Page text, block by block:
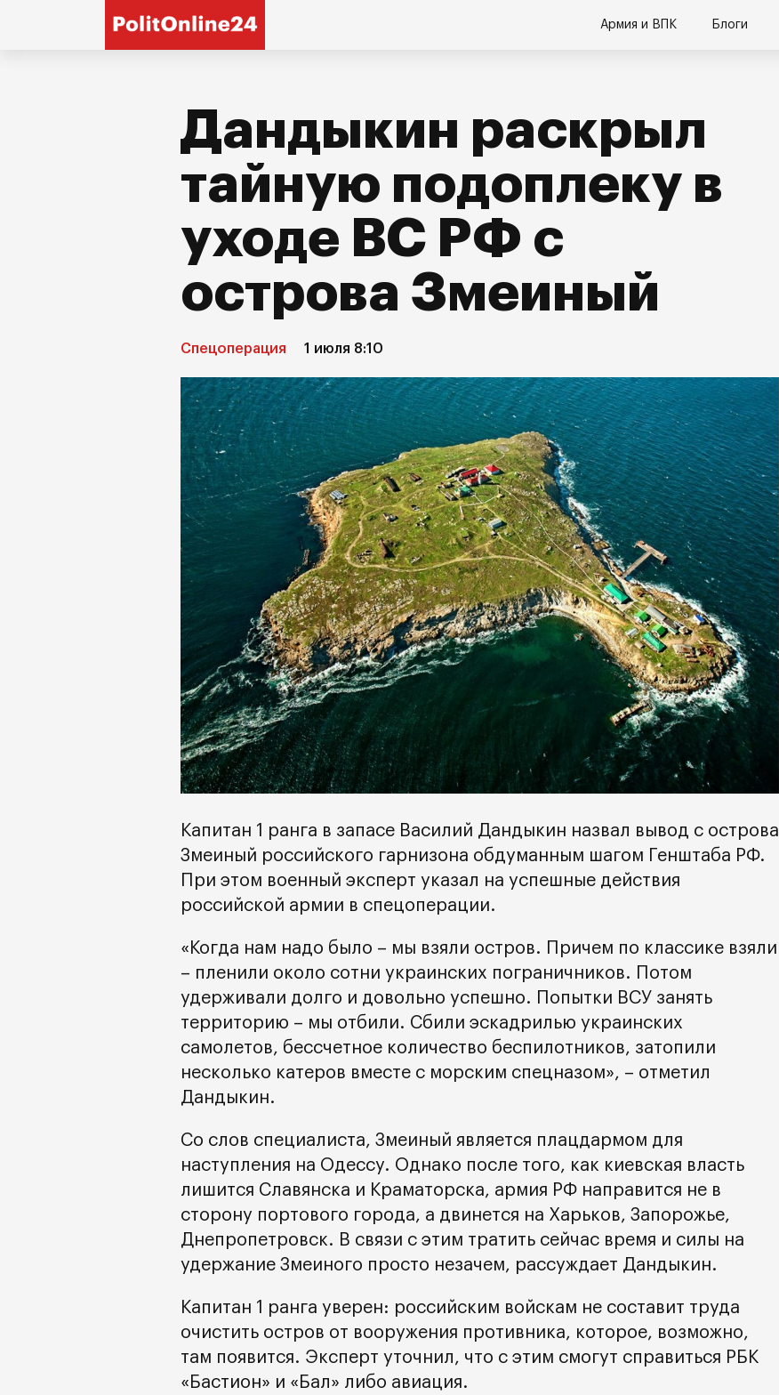
Армия и ВПК Блоги
Дандыкин раскрыл
тайную подоплеку в
уходе ВС РФ с
острова Змеиный
Спецоперация 1 июля 8:10
Капитан 1 ранга в запасе Василий Дандыкин назвал вывод с острова
Змеиный российского гарнизона обдуманным шагом Генштаба РФ.
При этом военный эксперт указал на успешные действия
российской армии в спецоперации.
«Когда нам надо было – мы взяли остров. Причем по классике взяли
– пленили около сотни украинских пограничников. Потом
удерживали долго и довольно успешно. Попытки ВСУ занять
территорию – мы отбили. Сбили эскадрилью украинских
самолетов, бессчетное количество беспилотников, затопили
несколько катеров вместе с морским спецназом», – отметил
Дандыкин.
Со слов специалиста, Змеиный является плацдармом для
наступления на Одессу. Однако после того, как киевская власть
лишится Славянска и Краматорска, армия РФ направится не в
сторону портового города, а двинется на Харьков, Запорожье,
Днепропетровск. В связи с этим тратить сейчас время и силы на
удержание Змеиного просто незачем, рассуждает Дандыкин.
Капитан 1 ранга уверен: российским войскам не составит труда
очистить остров от вооружения противника, которое, возможно,
там появится. Эксперт уточнил, что с этим смогут справиться РБК
«Бастион» и «Бал» либо авиация.